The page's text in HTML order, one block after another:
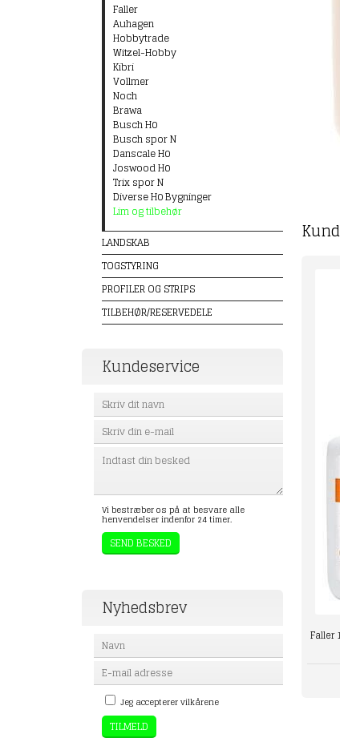
Faller
Auhagen
Hobbytrade
Witzel-Hobby
Kibri
Vollmer
Noch
Brawa
Busch H0
Busch spor N
Danscale H0
Joswood H0
Trix spor N
Diverse H0 Bygninger
Lim og tilbehør
LANDSKAB
TOGSTYRING
PROFILER OG STRIPS
TILBEHØR/RESERVEDELE
Kundeservice
Vi bestræber os på at besvare alle
henvendelser indenfor 24 timer.
Nyhedsbrev
Jeg accepterer vilkårene
Faller